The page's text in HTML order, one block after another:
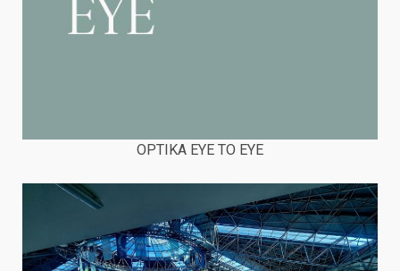
OPTIKA EYE TO EYE